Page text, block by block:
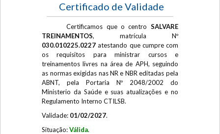
Certificado de Validade
Certificamos que o centro SALVARE
TREINAMENTOS, matrícula Nº
030.010225.0227 atestando que cumpre com
os requisitos para ministrar cursos e
treinamentos livres na área de APH, seguindo
as normas exigidas nas NR e NBR editadas pela
ABNT, pela Portaria Nº 2048/2002 do
Ministerio da Saúde e suas atualizações e no
Regulamento Interno CTILSB.
Validade: 01/02/2027.
Situação:Válida.